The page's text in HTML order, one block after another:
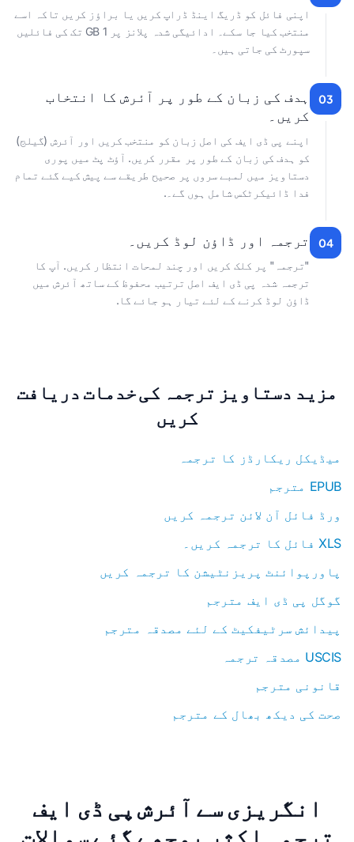
اپنی فائل کو ڈریگ اینڈ ڈراپ کریں یا براؤز کریں تاکہ اسے
منتخب کیا جا سکے۔ ادائیگی شدہ پلانز پر 1 GB تک کی فائلیں
سپورٹ کی جاتی ہیں۔
03
ہدف کی زبان کے طور پر آئرش کا انتخاب
کریں۔
اپنے پی ڈی ایف کی اصل زبان کو منتخب کریں اور آئرش (گیلج)
کو ہدف کی زبان کے طور پر مقرر کریں. آؤٹ پٹ میں پوری
دستاویز میں لمبے سروں پر صحیح طریقے سے پیش کیے گئے تمام
فدا ڈائیکرٹکس شامل ہوں گے۔.
04 ترجمہ اور ڈاؤن لوڈ کریں۔
"ترجمہ" پر کلک کریں اور چند لمحات انتظار کریں. آپ کا
ترجمہ شدہ پی ڈی ایف اصل ترتیب محفوظ کے ساتھ آئرش میں
ڈاؤن لوڈ کرنے کے لئے تیار ہو جائے گا.
مزید دستاویز ترجمہ کی خدمات دریافت
کریں
میڈیکل ریکارڈز کا ترجمہ
EPUB مترجم
ورڈ فائل آن لائن ترجمہ کریں
XLS فائل کا ترجمہ کریں۔
پاورپوائنٹ پریزنٹیشن کا ترجمہ کریں
گوگل پی ڈی ایف مترجم
پیدائش سرٹیفکیٹ کے لئے مصدقہ مترجم
USCIS مصدقہ ترجمہ
قانونی مترجم
صحت کی دیکھ بھال کے مترجم
انگریزی سے آئرش پی ڈی ایف
ترجمہ اکثر پوچھے گئے سوالات